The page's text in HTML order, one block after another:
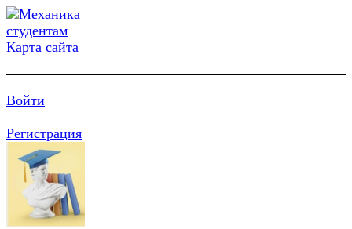
Карта сайта
Войти
Регистрация